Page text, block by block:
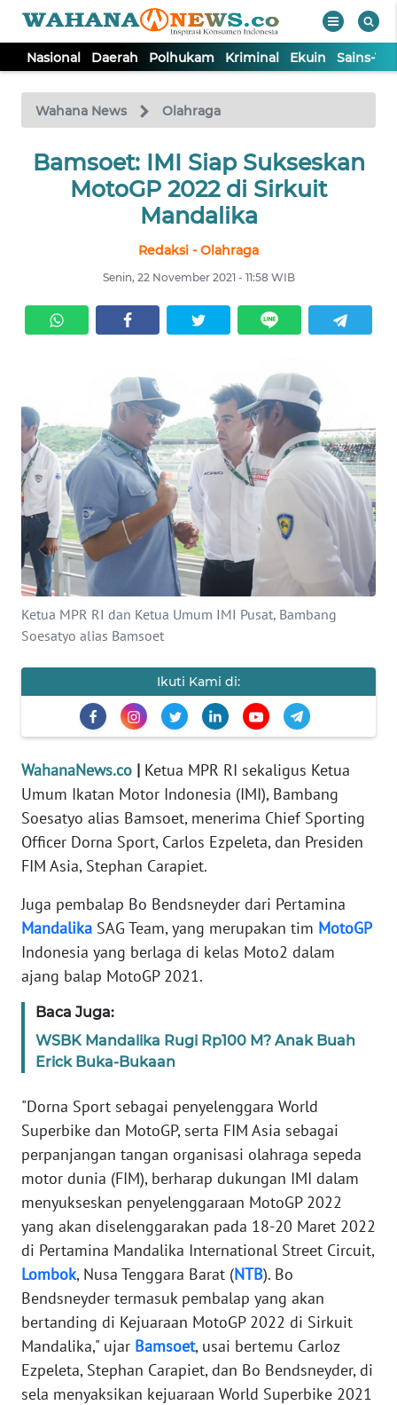
Nasional Daerah Polhukam Kriminal Ekuin Sains-
Wahana News Olahraga
Bamsoet: IMI Siap Sukseskan
MotoGP 2022 di Sirkuit
Mandalika
Redaksi - Olahraga
Senin, 22 November 2021 - 11:58 WIB
Ketua MPR RI dan Ketua Umum IMI Pusat, Bambang
Soesatyo alias Bamsoet
Ikuti Kami di:
WahanaNews.co | Ketua MPR RI sekaligus Ketua
Umum Ikatan Motor Indonesia (IMI), Bambang
Soesatyo alias Bamsoet, menerima Chief Sporting
Officer Dorna Sport, Carlos Ezpeleta, dan Presiden
FIM Asia, Stephan Carapiet.
Juga pembalap Bo Bendsneyder dari Pertamina
Mandalika SAG Team, yang merupakan tim MotoGP
Indonesia yang berlaga di kelas Moto2 dalam
ajang balap MotoGP 2021.
Baca Juga:
WSBK Mandalika Rugi Rp100 M? Anak Buah
Erick Buka-Bukaan
"Dorna Sport sebagai penyelenggara World
Superbike dan MotoGP, serta FIM Asia sebagai
perpanjangan tangan organisasi olahraga sepeda
motor dunia (FIM), berharap dukungan IMI dalam
menyukseskan penyelenggaraan MotoGP 2022
yang akan diselenggarakan pada 18-20 Maret 2022
di Pertamina Mandalika International Street Circuit,
Lombok, Nusa Tenggara Barat (NTB). Bo
Bendsneyder termasuk pembalap yang akan
bertanding di Kejuaraan MotoGP 2022 di Sirkuit
Mandalika," ujar Bamsoet, usai bertemu Carloz
Ezpeleta, Stephan Carapiet, dan Bo Bendsneyder, di
sela menyaksikan kejuaraan World Superbike 2021
TV
Tutup
NASIONAL
KRIMINAL
SAINS-TEKNO
KESEHATAN
INTERNASIONAL
SERBA-SERBI
PENDIDIKAN
Informasi
INDEKS
BERITA
KONTAK
KAMI
INFO
IKLAN
TENTANG
KAMI
PEDOMAN
MEDIA
SIBER
REDAKSI
KARIR
DISCLAIMER
Wahana
News
Regional